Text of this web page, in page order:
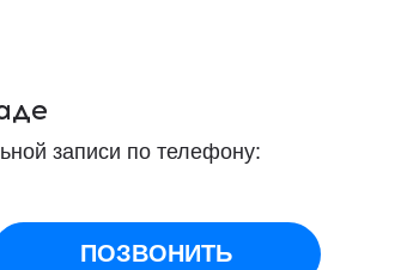
ПОЗВОНИТЬ
записи по телефону: